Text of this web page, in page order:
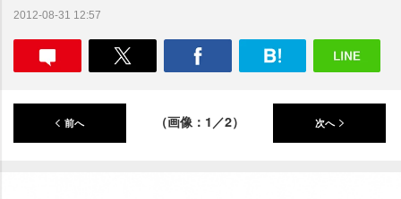
2012-08-31 12:57
前へ （画像：1／2） 次へ